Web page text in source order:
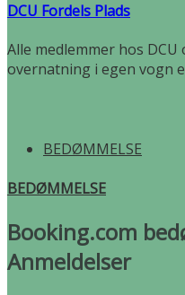
DCU Fordels Plads
Alle medlemmer hos
overnatning i egen vogn
BEDØMMELSE
BEDØMMELSE
Booking.com
Anmeldelser